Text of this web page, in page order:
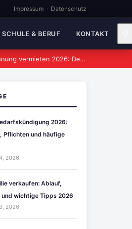
Impressum · Datenschutz
SCHULE & BERUF KONTAKT
2026: Der vollständige Leitfaden
2026:
Pflichten und häufige
2026
verkaufen: Ablauf,
und wichtige Tipps 2026
2026